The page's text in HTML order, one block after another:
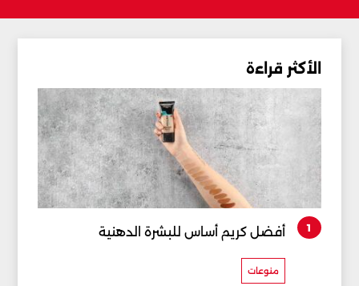
الأكثر قراءة
1 أفضل كريم أساس للبشرة الدهنية
منوعات